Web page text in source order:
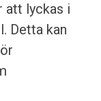
att lyckas i
Detta kan